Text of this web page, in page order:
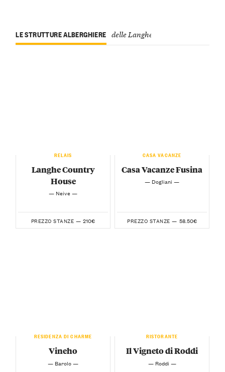
LE STRUTTURE ALBERGHIERE delle Langhe
RELAIS
Langhe Country
House
— Neive —
PREZZO STANZE — 210€
CASA VACANZE
Casa Vacanze Fusina
— Dogliani —
PREZZO STANZE — 58.50€
RESIDENZA DI CHARME
Vineho
— Barolo —
RISTORANTE
Il Vigneto di Roddi
— Roddi —